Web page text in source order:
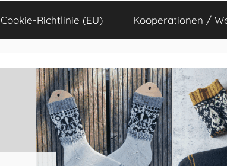
Cookie-Richtlinie (EU) Kooperationen /